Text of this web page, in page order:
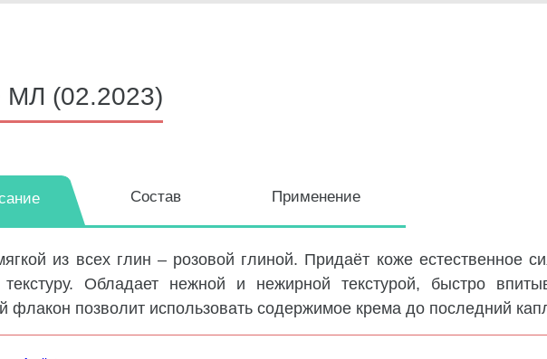
(02.2023)
Состав Применение
из всех глин – розовой глиной. Придаёт коже естественное
текстуру. Обладает нежной и нежирной текстурой, быстро
флакон позволит использовать содержимое крема до последний